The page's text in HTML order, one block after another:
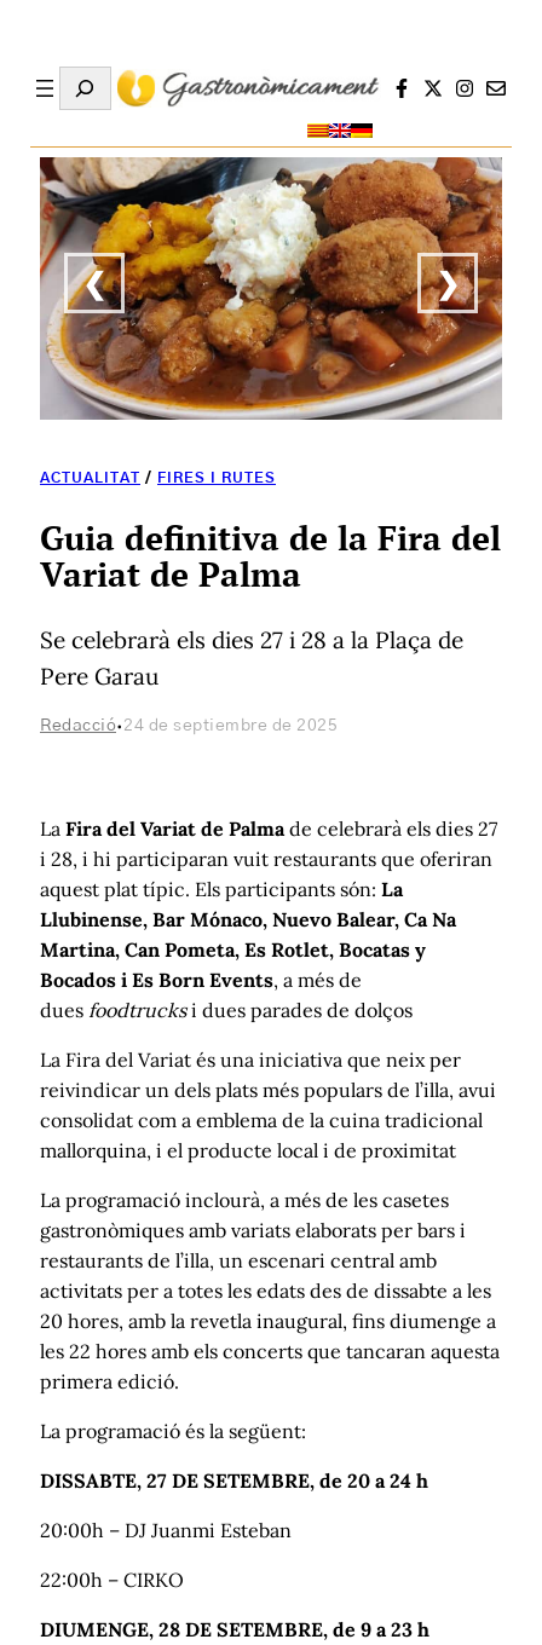
Search
❮ ❯
ACTUALITAT / FIRES I RUTES
Guia definitiva de la Fira del
Variat de Palma
Se celebrarà els dies 27 i 28 a la Plaça de
Pere Garau
Redacció· 24 de septiembre de 2025
La Fira del Variat de Palma de celebrarà els dies 27
i 28, i hi participaran vuit restaurants que oferiran
aquest plat típic. Els participants són: La
Llubinense, Bar Mónaco, Nuevo Balear, Ca Na
Martina, Can Pometa, Es Rotlet, Bocatas y
Bocados i Es Born Events, a més de
dues foodtrucksi dues parades de dolços
La Fira del Variat és una iniciativa que neix per
reivindicar un dels plats més populars de l’illa, avui
consolidat com a emblema de la cuina tradicional
mallorquina, i el producte local i de proximitat
La programació inclourà, a més de les casetes
gastronòmiques amb variats elaborats per bars i
restaurants de l’illa, un escenari central amb
activitats per a totes les edats des de dissabte a les
20 hores, amb la revetla inaugural, fins diumenge a
les 22 hores amb els concerts que tancaran aquesta
primera edició.
La programació és la següent:
DISSABTE, 27 DE SETEMBRE, de 20 a 24 h
20:00h – DJ Juanmi Esteban
22:00h – CIRKO
DIUMENGE, 28 DE SETEMBRE, de 9 a 23 h